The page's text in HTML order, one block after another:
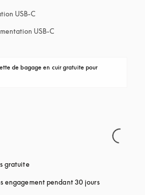
USB-C
USB-C
de bagage en cuir gratuite pour
gratuite
engagement pendant 30 jours